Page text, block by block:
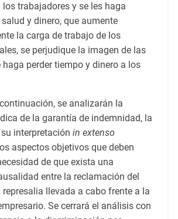
trabajadores y se les haga
y dinero, que aumente
la carga de trabajo de los
se perjudique la imagen de las
haga perder tiempo y dinero a los
se analizarán la
de la garantía de indemnidad, la
interpretación in extenso
aspectos objetivos que deben
de que exista una
entre la reclamación del
llevada a cabo frente a la
Se cerrará el análisis con